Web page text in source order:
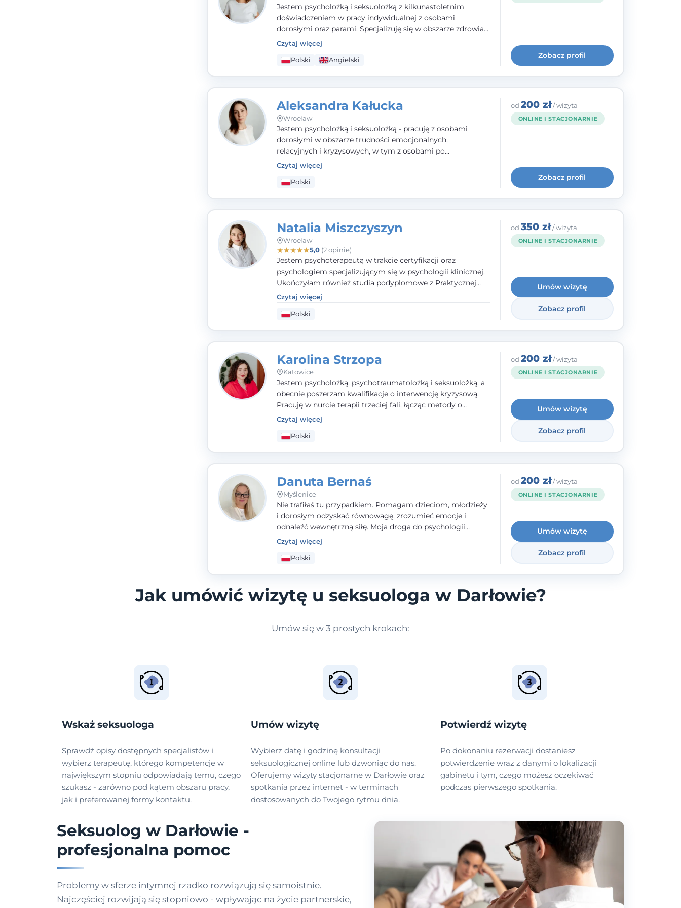
Jestem psycholożką i seksuolożką z kilkunastoletnim
doświadczeniem w pracy indywidualnej z osobami
dorosłymi oraz parami. Specjalizuję się w obszarze zdrowia
seksualnego, żałoby, kryzysów życiowych i wypalenia
zawodowego. Pracuję w języku polskim i angielskim, w
podejściu humanistycznym, opartym na partnerstwie i
Czytaj więcej
Polski Angielski Zobacz profil
Aleksandra Kałucka
Wrocław
Jestem psycholożką i seksuolożką - pracuję z osobami
dorosłymi w obszarze trudności emocjonalnych,
relacyjnych i kryzysowych, w tym z osobami po
doświadczeniach przemocy. Ukończyłam psychologię
kliniczną oraz studia podyplomowe z interwencji kryzysowej
i seksuologii klinicznej na SWPS we Wrocławiu. W pracy
Czytaj więcej
Polski
od 200 zł/ wizyta
ONLINE I STACJONARNIE
Zobacz profil
Natalia Miszczyszyn
Wrocław
★★★★★5,0(2 opinie)
Jestem psychoterapeutą w trakcie certyfikacji oraz
psychologiem specjalizującym się w psychologii klinicznej.
Ukończyłam również studia podyplomowe z Praktycznej
Diagnozy Psychologicznej. Aktywnie uczestniczę w
działalności Polskiego Towarzystwa Psychiatrycznego oraz
Polskiego Towarzystwa Psychologicznego, a także jestem
Czytaj więcej
Polski
od 350 zł/ wizyta
ONLINE I STACJONARNIE
Umów wizytę
Zobacz profil
Karolina Strzopa
Katowice
Jestem psycholożką, psychotraumatolożką i seksuolożką, a
obecnie poszerzam kwalifikacje o interwencję kryzysową.
Pracuję w nurcie terapii trzeciej fali, łącząc metody o
potwierdzonej skuteczności. Towarzyszę młodzieży,
dorosłym i parom w radzeniu sobie z bolesnymi
doświadczeniami tak, by mogli żyć pełniej.
Czytaj więcej
Polski
od 200 zł/ wizyta
ONLINE I STACJONARNIE
Umów wizytę
Zobacz profil
Danuta Bernaś
Myślenice
Nie trafiłaś tu przypadkiem. Pomagam dzieciom, młodzieży
i dorosłym odzyskać równowagę, zrozumieć emocje i
odnaleźć wewnętrzną siłę. Moja droga do psychologii
zaczęła się od życia - pełnego wyzwań, które nauczyły mnie
uważności, empatii i pokory. Dziś łączę doświadczenie
nauczycielki, psychologa, psychoterapeuty i seksuologa
mogę obiecać, że będę po Twojej stronie.
Czytaj więcej
Polski
od 200 zł/ wizyta
ONLINE I STACJONARNIE
Umów wizytę
Zobacz profil
Jak umówić wizytę u seksuologa w Darłowie?
Umów się w 3 prostych krokach:
Wskaż seksuologa
Sprawdź opisy dostępnych specjalistów i
wybierz terapeutę, którego kompetencje w
największym stopniu odpowiadają temu, czego
szukasz - zarówno pod kątem obszaru pracy,
jak i preferowanej formy kontaktu.
Umów wizytę
Wybierz datę i godzinę konsultacji
seksuologicznej online lub dzwoniąc do nas.
Oferujemy wizyty stacjonarne w Darłowie oraz
spotkania przez internet - w terminach
dostosowanych do Twojego rytmu dnia.
Potwierdź wizytę
Po dokonaniu rezerwacji dostaniesz
potwierdzenie wraz z danymi o lokalizacji
gabinetu i tym, czego możesz oczekiwać
podczas pierwszego spotkania.
Seksuolog w Darłowie -
profesjonalna pomoc
Problemy w sferze intymnej rzadko rozwiązują się samoistnie.
Najczęściej rozwijają się stopniowo - wpływając na życie partnerskie,